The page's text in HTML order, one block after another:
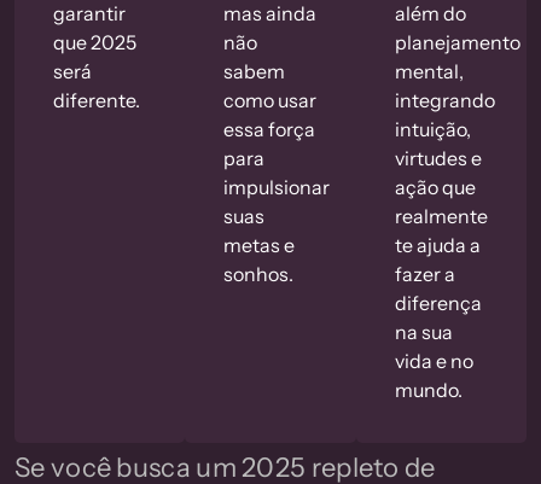
garantir
que 2025
será
diferente.
mas ainda
não
sabem
como usar
essa força
para
impulsionar
suas
metas e
sonhos.
além do
planejamento
mental,
integrando
intuição,
virtudes e
ação que
realmente
te ajuda a
fazer a
diferença
na sua
vida e no
mundo.
Se você busca um 2025 repleto de